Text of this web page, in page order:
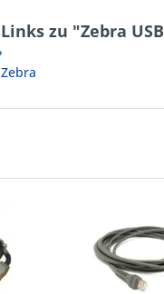
zu "Zebra